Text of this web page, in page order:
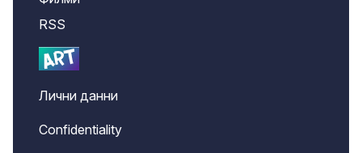
RSS
Лични данни
Confidentiality